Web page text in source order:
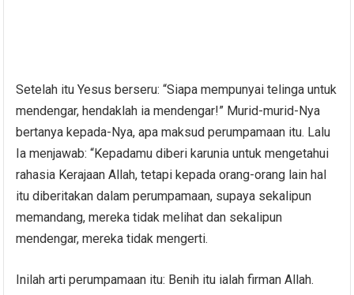
Setelah itu Yesus berseru: “Siapa mempunyai telinga untuk
mendengar, hendaklah ia mendengar!” Murid-murid-Nya
bertanya kepada-Nya, apa maksud perumpamaan itu. Lalu
Ia menjawab: “Kepadamu diberi karunia untuk mengetahui
rahasia Kerajaan Allah, tetapi kepada orang-orang lain hal
itu diberitakan dalam perumpamaan, supaya sekalipun
memandang, mereka tidak melihat dan sekalipun
mendengar, mereka tidak mengerti.
Inilah arti perumpamaan itu: Benih itu ialah firman Allah.